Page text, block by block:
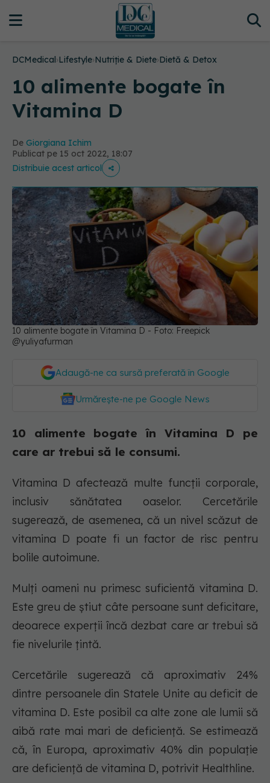
DCMedical›Lifestyle›Nutriție & Diete›Dietă & Detox
10 alimente bogate în
Vitamina D
De Giorgiana Ichim
Publicat pe 15 oct 2022, 18:07
Distribuie acest articol
10 alimente bogate în Vitamina D - Foto: Freepick
@yuliyafurman
Adaugă-ne ca sursă preferată în Google
Urmărește-ne pe Google News
10 alimente bogate în Vitamina D pe
care ar trebui să le consumi.
Vitamina D afectează multe funcții corporale,
inclusiv sănătatea oaselor. Cercetările
sugerează, de asemenea, că un nivel scăzut de
vitamina D poate fi un factor de risc pentru
bolile autoimune.
Mulți oameni nu primesc suficientă vitamina D.
Este greu de știut câte persoane sunt deficitare,
deoarece experții încă dezbat care ar trebui să
fie nivelurile țintă.
Cercetările sugerează că aproximativ 24%
dintre persoanele din Statele Unite au deficit de
vitamina D. Este posibil ca alte zone ale lumii să
aibă rate mai mari de deficiență. Se estimează
că, în Europa, aproximativ 40% din populație
are deficiență de vitamina D, potrivit Healthline.